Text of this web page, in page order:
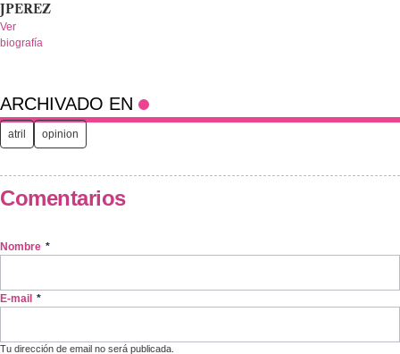
JPEREZ
Ver
biografía
ARCHIVADO EN
atril opinion
Comentarios
Nombre *
E-mail *
Tu dirección de email no será publicada.